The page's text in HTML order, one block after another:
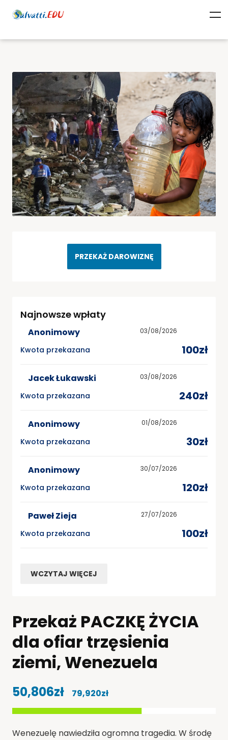
PRZEKAŻ DAROWIZNĘ
Najnowsze wpłaty
Anonimowy 03/08/2026
Kwota przekazana 100zł
Jacek Łukawski 03/08/2026
Kwota przekazana 240zł
Anonimowy 01/08/2026
Kwota przekazana 30zł
Anonimowy 30/07/2026
Kwota przekazana 120zł
Paweł Zieja 27/07/2026
Kwota przekazana 100zł
WCZYTAJ WIĘCEJ
Przekaż PACZKĘ ŻYCIA
dla ofiar trzęsienia
ziemi, Wenezuela
50,806zł 79,920zł
Wenezuelę nawiedziła ogromna tragedia. W środę